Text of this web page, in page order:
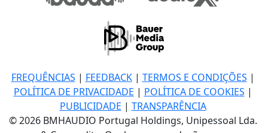
FREQUÊNCIAS | FEEDBACK| TERMOS E CONDIÇÕES |
POLÍTICA DE PRIVACIDADE | POLÍTICA DE COOKIES |
PUBLICIDADE | TRANSPARÊNCIA
© 2026 BMHAUDIO Portugal Holdings, Unipessoal Lda.